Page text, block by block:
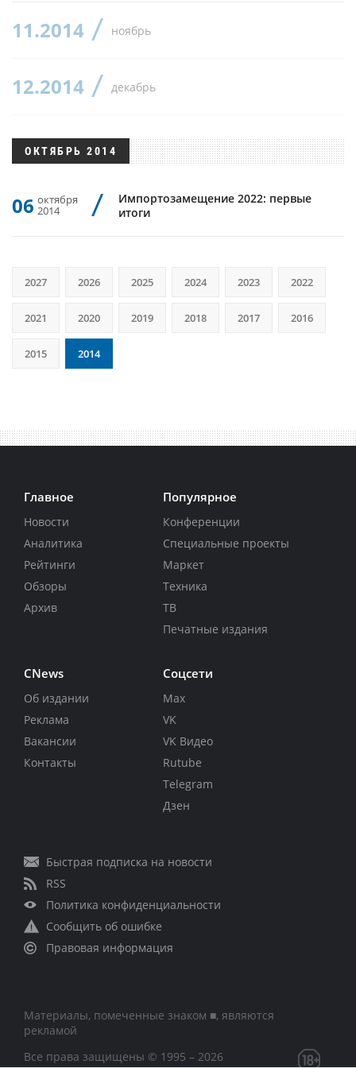
11.2014 ноябрь
12.2014 декабрь
ОКТЯБРЬ 2014
06 октября
2014
Импортозамещение 2022: первые
итоги
2027 2026 2025 2024 2023 2022
2021 2020 2019 2018 2017 2016
2015 2014
Главное
Новости
Аналитика
Рейтинги
Обзоры
Архив
Популярное
Конференции
Специальные проекты
Маркет
Техника
ТВ
Печатные издания
CNews
Об издании
Реклама
Вакансии
Контакты
Соцсети
Max
VK
VK Видео
Rutube
Telegram
Дзен
Быстрая подписка на новости
RSS
Политика конфиденциальности
Сообщить об ошибке
Правовая информация
Материалы, помеченные знаком ■, являются
рекламой
Все права защищены © 1995 – 2026